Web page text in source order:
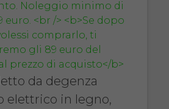
da degenza
elettrico in legno,